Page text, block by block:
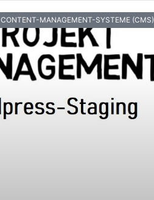
CONTENT-MANAGEMENT-SYSTEME (CMS)